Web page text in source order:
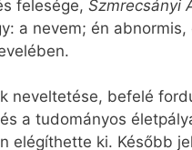
felesége, Szmrecsányi
a nevem; én
neveltetése, befelé
a tudományos
elégíthette ki. Később